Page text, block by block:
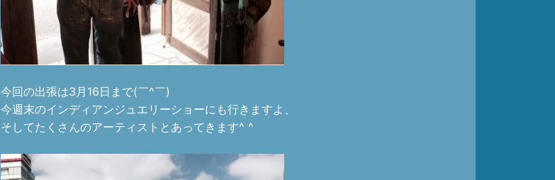
今回の出張は3月16日まで(￣^￣)ゞ
今週末のインディアンジュエリーショーにも行きますよ、
そしてたくさんのアーティストとあってきます^ ^